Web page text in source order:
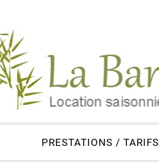
PRESTATIONS / TARIFS